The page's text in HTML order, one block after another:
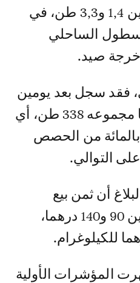
المردودية اليومية ما بين 1,4 و3,3 طن، في
الساحلي
صيد.
فقد سجل بعد يومين
من انطلاق الموسم ما مجموعه 338 طن، أي
ما يعادل 8 بالمائة و15 بالمائة من الحصص
التوالي.
أن ثمن بيع
الأخطبوط يتراوح ما بين 90 و140 درهما،
المؤشرات الأولية